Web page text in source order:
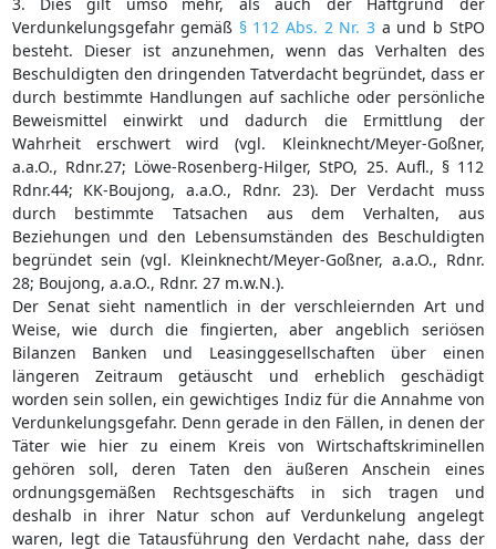
Verdunkelungsgefahr gemäß § 112 Abs. 2 Nr. 3a und b StPO
besteht. Dieser ist anzunehmen, wenn das Verhalten des
Beschuldigten den dringenden Tatverdacht begründet, dass er
durch bestimmte Handlungen auf sachliche oder persönliche
Beweismittel einwirkt und dadurch die Ermittlung der
Wahrheit erschwert wird (vgl. Kleinknecht/Meyer-Goßner,
a.a.O., Rdnr.27; Löwe-Rosenberg-Hilger, StPO, 25. Aufl., § 112
Rdnr.44; KK-Boujong, a.a.O., Rdnr. 23). Der Verdacht muss
durch bestimmte Tatsachen aus dem Verhalten, aus
Beziehungen und den Lebensumständen des Beschuldigten
begründet sein (vgl. Kleinknecht/Meyer-Goßner, a.a.O., Rdnr.
28; Boujong, a.a.O., Rdnr. 27 m.w.N.).
Der Senat sieht namentlich in der verschleiernden Art und
Weise, wie durch die fingierten, aber angeblich seriösen
Bilanzen Banken und Leasinggesellschaften über einen
längeren Zeitraum getäuscht und erheblich geschädigt
worden sein sollen, ein gewichtiges Indiz für die Annahme von
Verdunkelungsgefahr. Denn gerade in den Fällen, in denen der
Täter wie hier zu einem Kreis von Wirtschaftskriminellen
gehören soll, deren Taten den äußeren Anschein eines
ordnungsgemäßen Rechtsgeschäfts in sich tragen und
deshalb in ihrer Natur schon auf Verdunkelung angelegt
waren, legt die Tatausführung den Verdacht nahe, dass der